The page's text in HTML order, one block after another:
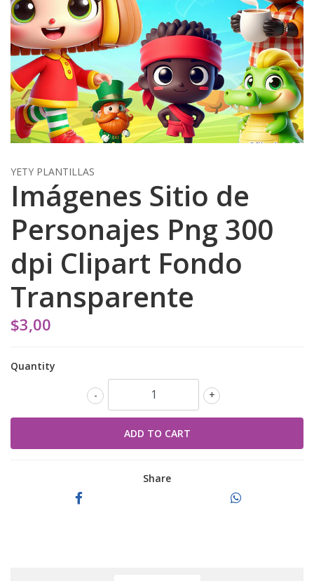
YETY PLANTILLAS
Imágenes Sitio de
Personajes Png 300
dpi Clipart Fondo
Transparente
$3,00
Quantity
+
-
Share